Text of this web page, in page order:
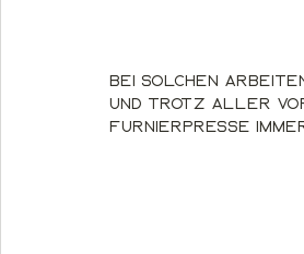
Bei solchen
Und trotz aller
Furnierpresse